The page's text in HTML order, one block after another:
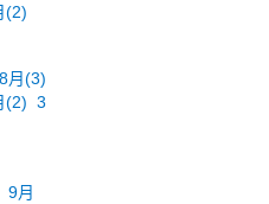
(2)
8月(3)
(2) 3
9月